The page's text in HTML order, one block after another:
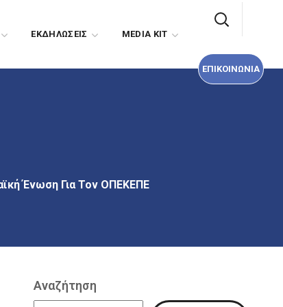
EΚΔΗΛΩΣΕΙΣ MEDIA KIT
ΕΠΙΚΟΙΝΩΝΙΑ
Ένωση Για Τον ΟΠΕΚΕΠΕ
Αναζήτηση